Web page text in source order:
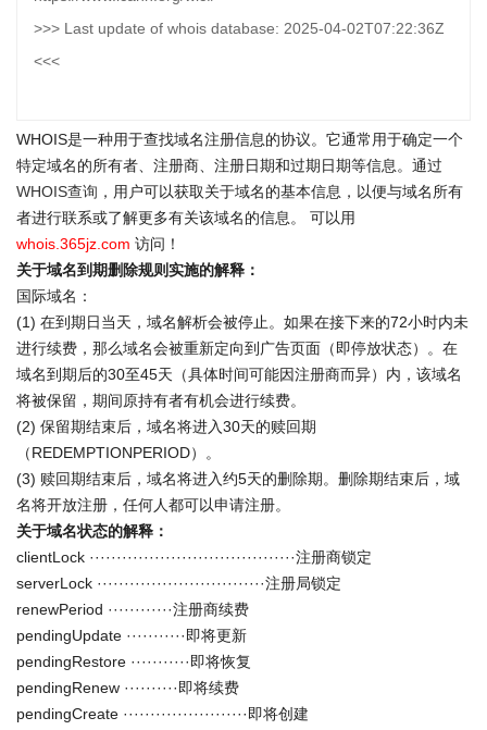
>>> Last update of whois database: 2025-04-02T07:22:36Z
<<<
WHOIS是一种用于查找域名注册信息的协议。它通常用于确定一个
特定域名的所有者、注册商、注册日期和过期日期等信息。通过
WHOIS查询 ，用户可以获取关于域名的基本信息，以便与域名所有
者进行联系或了解更多有关该域名的信息。 可以用
whois.365jz.com 访问！
关于域名到期删除规则实施的解释：
国际域名：
(1) 在到期日当天，域名解析会被停止。如果在接下来的72小时内未
进行续费，那么域名会被重新定向到广告页面（即停放状态）。在
域名到期后的30至45天（具体时间可能因注册商而异）内，该域名
将被保留，期间原持有者有机会进行续费。
(2) 保留期结束后，域名将进入30天的赎回期
（REDEMPTIONPERIOD）。
(3) 赎回期结束后，域名将进入约5天的删除期。删除期结束后，域
名将开放注册，任何人都可以申请注册。
关于域名状态的解释：
clientLock ······································注册商锁定
serverLock ·······························注册局锁定
renewPeriod ············注册商续费
pendingUpdate ···········即将更新
pendingRestore ···········即将恢复
pendingRenew ··········即将续费
pendingCreate ·······················即将创建